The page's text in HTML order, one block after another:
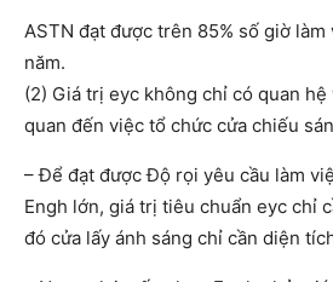
ASTN đạt được trên 85% số giờ làm
năm.
(2) Giá trị eyc không chỉ có quan
quan đến việc tổ chức cửa chiếu
– Để đạt được Độ rọi yêu cầu làm
Engh lớn, giá trị tiêu chuẩn eyc chỉ
đó cửa lấy ánh sáng chỉ cần diện